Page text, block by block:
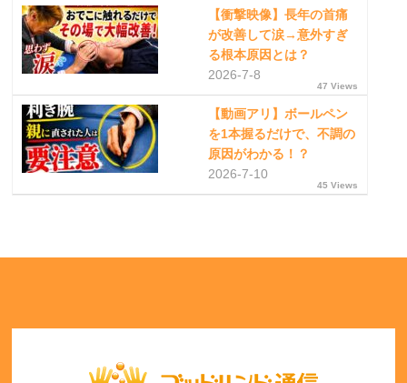
【衝撃映像】長年の首痛
が改善して涙→意外すぎ
る根本原因とは？
2026-7-8
47 Views
【動画アリ】ボールペン
を1本握るだけで、不調の
原因がわかる！？
2026-7-10
45 Views